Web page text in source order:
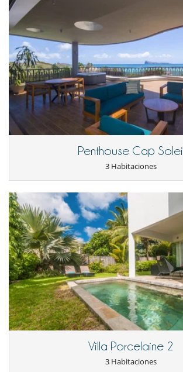
Penthouse Cap Soleil
3 Habitaciones
Villa Porcelaine 2
3 Habitaciones